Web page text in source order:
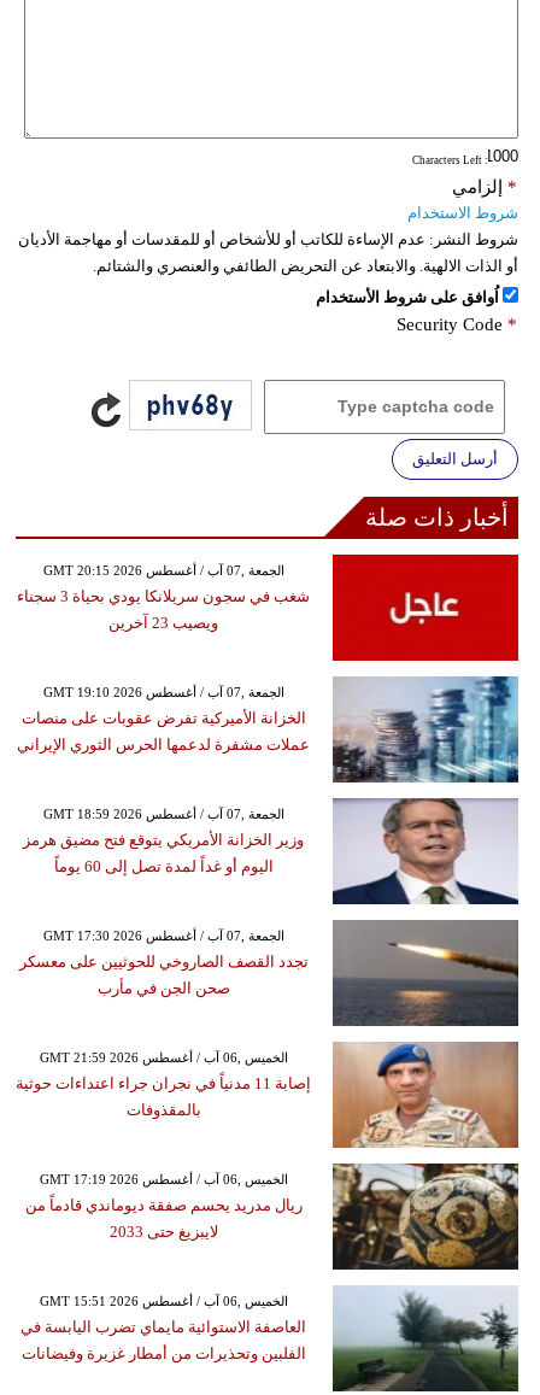
: Characters Left
إلزامي *
شروط الاستخدام
شروط النشر: عدم الإساءة للكاتب أو للأشخاص أو للمقدسات أو مهاجمة الأديان
أو الذات الالهية. والابتعاد عن التحريض الطائفي والعنصري والشتائم.
اُوافق على شروط الأستخدام
Security Code *
أرسل التعليق
أخبار ذات صلة
GMT 20:15 2026 الجمعة ,07 آب / أغسطس
شغب في سجون سريلانكا يودي بحياة 3 سجناء
ويصيب 23 آخرين
GMT 19:10 2026 الجمعة ,07 آب / أغسطس
الخزانة الأميركية تفرض عقوبات على منصات
عملات مشفرة لدعمها الحرس الثوري الإيراني
GMT 18:59 2026 الجمعة ,07 آب / أغسطس
وزير الخزانة الأمريكي يتوقع فتح مضيق هرمز
اليوم أو غداً لمدة تصل إلى 60 يوماً
GMT 17:30 2026 الجمعة ,07 آب / أغسطس
تجدد القصف الصاروخي للحوثيين على معسكر
صحن الجن في مأرب
GMT 21:59 2026 الخميس ,06 آب / أغسطس
إصابة 11 مدنياً في نجران جراء اعتداءات حوثية
بالمقذوفات
GMT 17:19 2026 الخميس ,06 آب / أغسطس
ريال مدريد يحسم صفقة ديوماندي قادماً من
لايبزيغ حتى 2033
GMT 15:51 2026 الخميس ,06 آب / أغسطس
العاصفة الاستوائية مايماي تضرب اليابسة في
الفلبين وتحذيرات من أمطار غزيرة وفيضانات